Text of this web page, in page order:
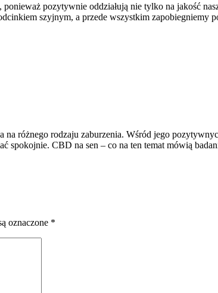
pozytywnie oddziałują nie tylko na jakość
szyjnym, a przede wszystkim zapobiegniemy
różnego rodzaju zaburzenia. Wśród jego
spokojnie. CBD na sen – co na ten temat mówią
oznaczone *